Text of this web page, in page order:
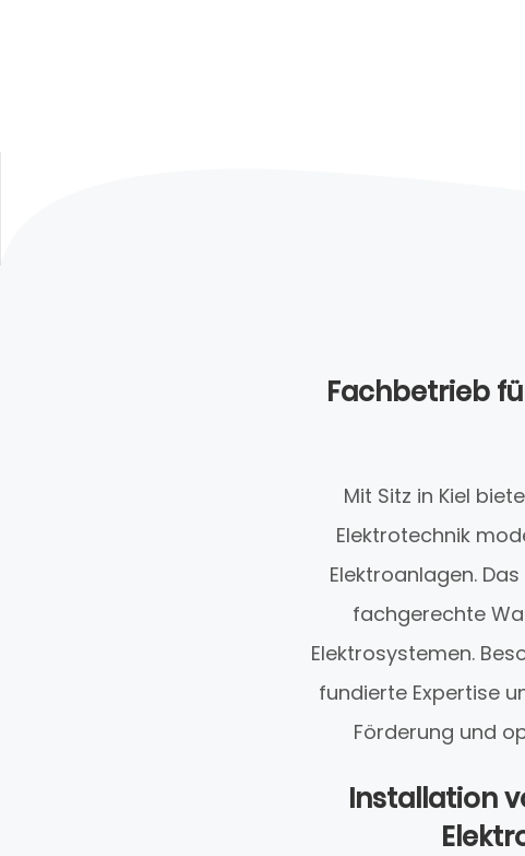
Fachbetrieb
Mit Sitz in Kiel
Elektrotechnik
Elektroanlagen.
fachgerechte
Elektrosystemen.
fundierte Expertise
Förderung und
Installation